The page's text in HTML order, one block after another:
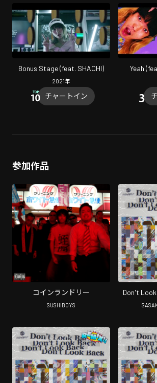
Bonus Stage (feat. SHACHI)
2021年
チャートイン
Yeah
参加作品
コインランドリー
SUSHIBOYS
Don't
maeshima